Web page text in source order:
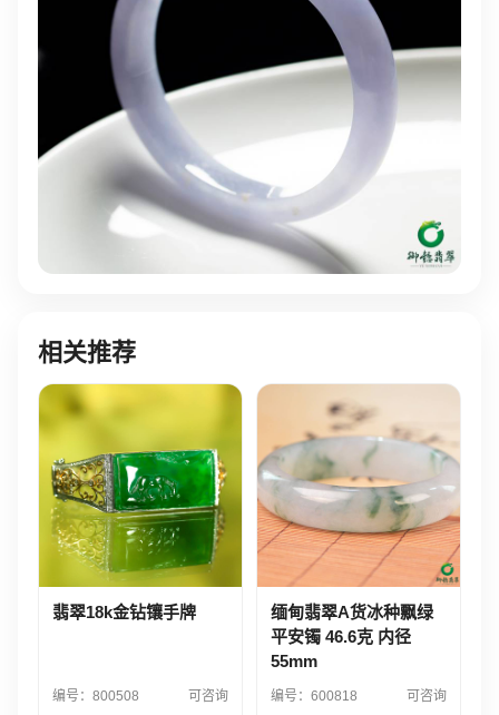
相关推荐
翡翠18k金钻镶手牌
编号：800508 可咨询
缅甸翡翠A货冰种飘绿
平安镯 46.6克 内径
55mm
编号：600818 可咨询